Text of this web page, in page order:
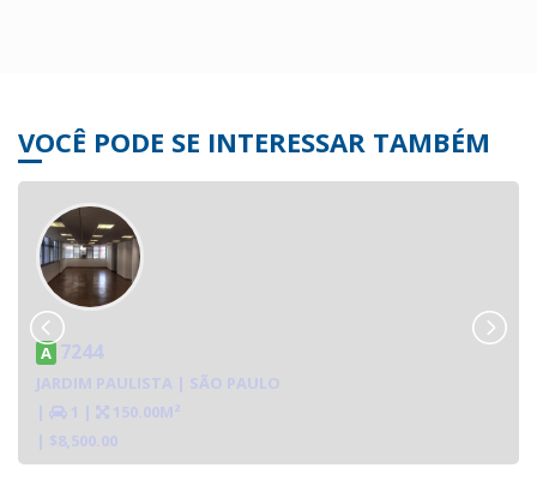
VOCÊ PODE SE INTERESSAR TAMBÉM
A 7244
JARDIM PAULISTA | SÃO PAULO
|
1 |
150.00M²
| $8,500.00